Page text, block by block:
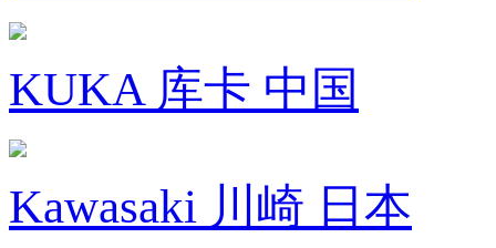
KUKA 库卡 中国
Kawasaki 川崎 日本